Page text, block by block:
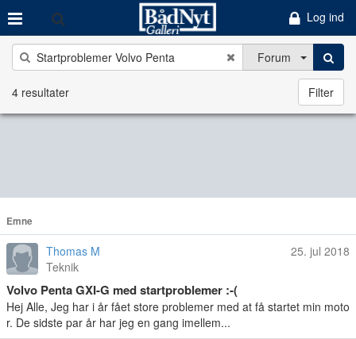
Log ind
Forum
4 resultater Filter
Emne
Thomas M
Teknik
25. jul 2018
Volvo Penta GXI-G med startproblemer :-(
Hej Alle, Jeg har i år fået store problemer med at få startet min moto
r. De sidste par år har jeg en gang imellem...